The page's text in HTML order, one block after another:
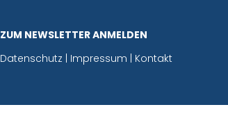
ZUM NEWSLETTER ANMELDEN
Datenschutz
Impressum Kontakt